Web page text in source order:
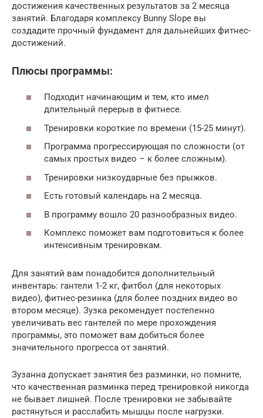
достижения качественных результатов за 2 месяца
занятий. Благодаря комплексу Bunny Slope вы
создадите прочный фундамент для дальнейших фитнес-
достижений.
Плюсы программы:
Подходит начинающим и тем, кто имел
длительный перерыв в фитнесе.
Тренировки короткие по времени (15-25 минут).
Программа прогрессирующая по сложности (от
самых простых видео – к более сложным).
Тренировки низкоударные без прыжков.
Есть готовый календарь на 2 месяца.
В программу вошло 20 разнообразных видео.
Комплекс поможет вам подготовиться к более
интенсивным тренировкам.
Для занятий вам понадобится дополнительный
инвентарь: гантели 1-2 кг, фитбол (для некоторых
видео), фитнес-резинка (для более поздних видео во
втором месяце). Зузка рекомендует постепенно
увеличивать вес гантелей по мере прохождения
программы, это поможет вам добиться более
значительного прогресса от занятий.
Зузанна допускает занятия без разминки, но помните,
что качественная разминка перед тренировкой никогда
не бывает лишней. После тренировки не забывайте
растянуться и расслабить мышцы после нагрузки.